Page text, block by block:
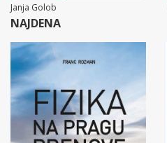
Janja Golob
NAJDENA